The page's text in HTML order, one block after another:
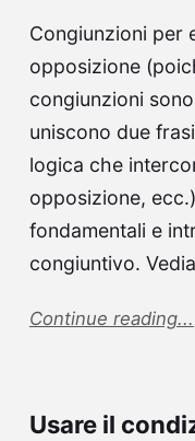
Congiunzioni per
opposizione
congiunzioni
uniscono due
logica che
opposizione,
fondamentali e
congiuntivo.
Continue reading...
Usare il